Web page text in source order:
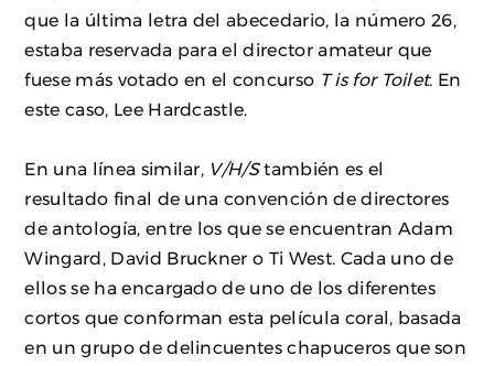
que la última letra del abecedario, la número 26,
estaba reservada para el director amateur que
fuese más votado en el concurso T is for Toilet. En
este caso, Lee Hardcastle.
En una línea similar, V/H/Stambién es el
resultado final de una convención de directores
de antología, entre los que se encuentran Adam
Wingard, David Bruckner o Ti West. Cada uno de
ellos se ha encargado de uno de los diferentes
cortos que conforman esta película coral, basada
en un grupo de delincuentes chapuceros que son